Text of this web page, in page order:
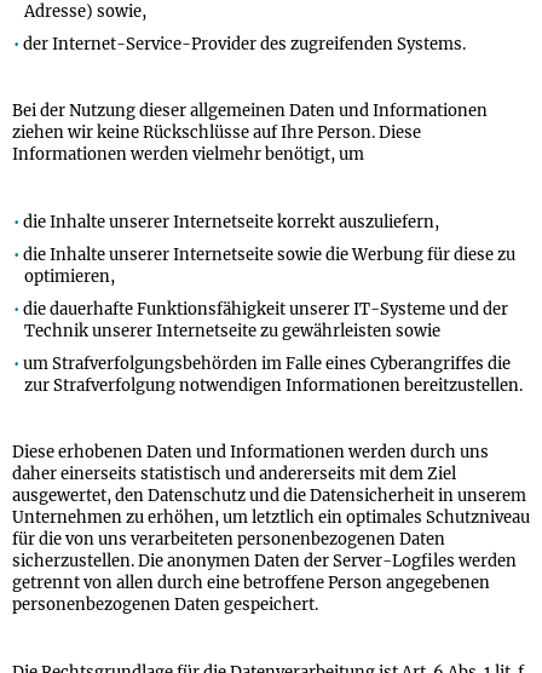
Adresse) sowie,
der Internet-Service-Provider des zugreifenden Systems.
Bei der Nutzung dieser allgemeinen Daten und Informationen
ziehen wir keine Rückschlüsse auf Ihre Person. Diese
Informationen werden vielmehr benötigt, um
die Inhalte unserer Internetseite korrekt auszuliefern,
die Inhalte unserer Internetseite sowie die Werbung für diese zu
optimieren,
die dauerhafte Funktionsfähigkeit unserer IT-Systeme und der
Technik unserer Internetseite zu gewährleisten sowie
um Strafverfolgungsbehörden im Falle eines Cyberangriffes die
zur Strafverfolgung notwendigen Informationen bereitzustellen.
Diese erhobenen Daten und Informationen werden durch uns
daher einerseits statistisch und andererseits mit dem Ziel
ausgewertet, den Datenschutz und die Datensicherheit in unserem
Unternehmen zu erhöhen, um letztlich ein optimales Schutzniveau
für die von uns verarbeiteten personenbezogenen Daten
sicherzustellen. Die anonymen Daten der Server-Logfiles werden
getrennt von allen durch eine betroffene Person angegebenen
personenbezogenen Daten gespeichert.